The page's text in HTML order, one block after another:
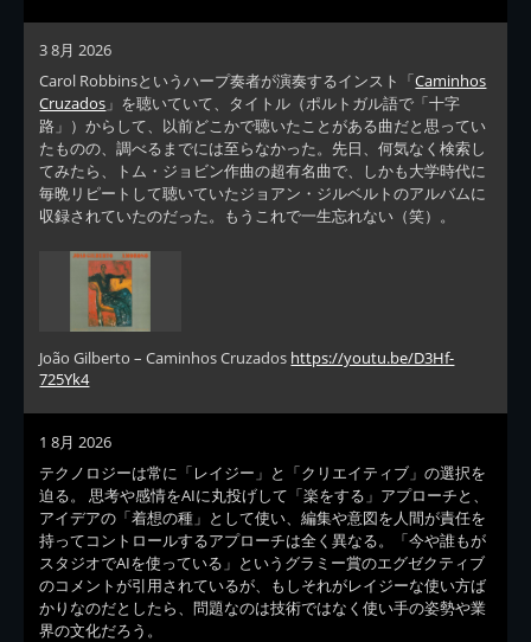
3 8月 2026
Carol Robbinsというハープ奏者が演奏するインスト「Caminhos
Cruzados 」を聴いていて、タイトル（ポルトガル語で「十字
路」）からして、以前どこかで聴いたことがある曲だと思ってい
たものの、調べるまでには至らなかった。先日、何気なく検索し
てみたら、トム・ジョビン作曲の超有名曲で、しかも大学時代に
毎晩リピートして聴いていたジョアン・ジルベルトのアルバムに
収録されていたのだった。もうこれで一生忘れない（笑）。
João Gilberto – Caminhos Cruzados https://youtu.be/D3Hf-
725Yk4
1 8月 2026
テクノロジーは常に「レイジー」と「クリエイティブ」の選択を
迫る。 思考や感情をAIに丸投げして「楽をする」アプローチと、
アイデアの「着想の種」として使い、編集や意図を人間が責任を
持ってコントロールするアプローチは全く異なる。「今や誰もが
スタジオでAIを使っている」というグラミー賞のエグゼクティブ
のコメントが引用されているが、もしそれがレイジーな使い方ば
かりなのだとしたら、問題なのは技術ではなく使い手の姿勢や業
界の文化だろう。